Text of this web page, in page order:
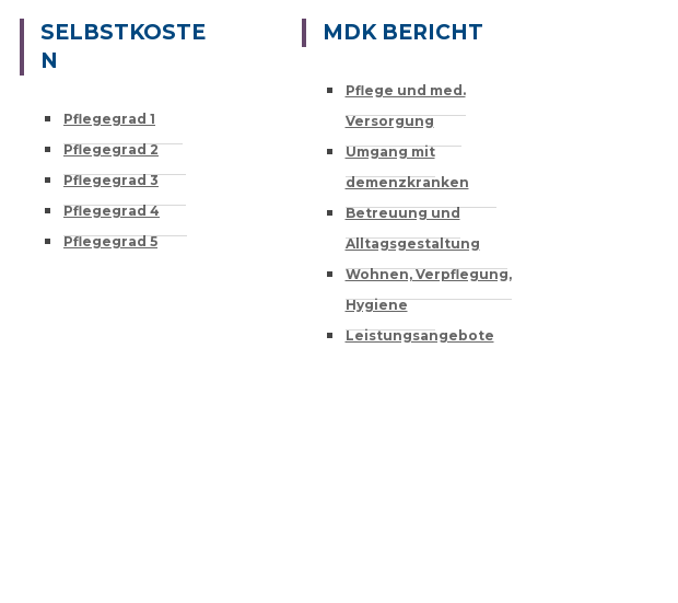
SELBSTKOSTE
N
Pflegegrad 1
Pflegegrad 2
Pflegegrad 3
Pflegegrad 4
Pflegegrad 5
MDK BERICHT
Pflege und med.
Versorgung
Umgang mit
demenzkranken
Betreuung und
Alltagsgestaltung
Wohnen, Verpflegung,
Hygiene
Leistungsangebote